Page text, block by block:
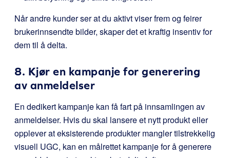
Når andre kunder ser at du aktivt viser frem og feirer
brukerinnsendte bilder, skaper det et kraftig insentiv for
dem til å delta.
8. Kjør en kampanje for generering
av anmeldelser
En dedikert kampanje kan få fart på innsamlingen av
anmeldelser. Hvis du skal lansere et nytt produkt eller
opplever at eksisterende produkter mangler tilstrekkelig
visuell UGC, kan en målrettet kampanje for å generere